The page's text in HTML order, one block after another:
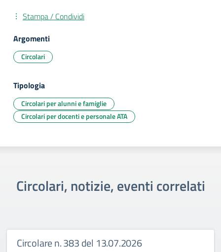
Stampa / Condividi
Argomenti
Circolari
Tipologia
Circolari per alunni e famiglie
Circolari per docenti e personale ATA
Circolari, notizie, eventi correlati
Circolare n. 383 del 13.07.2026